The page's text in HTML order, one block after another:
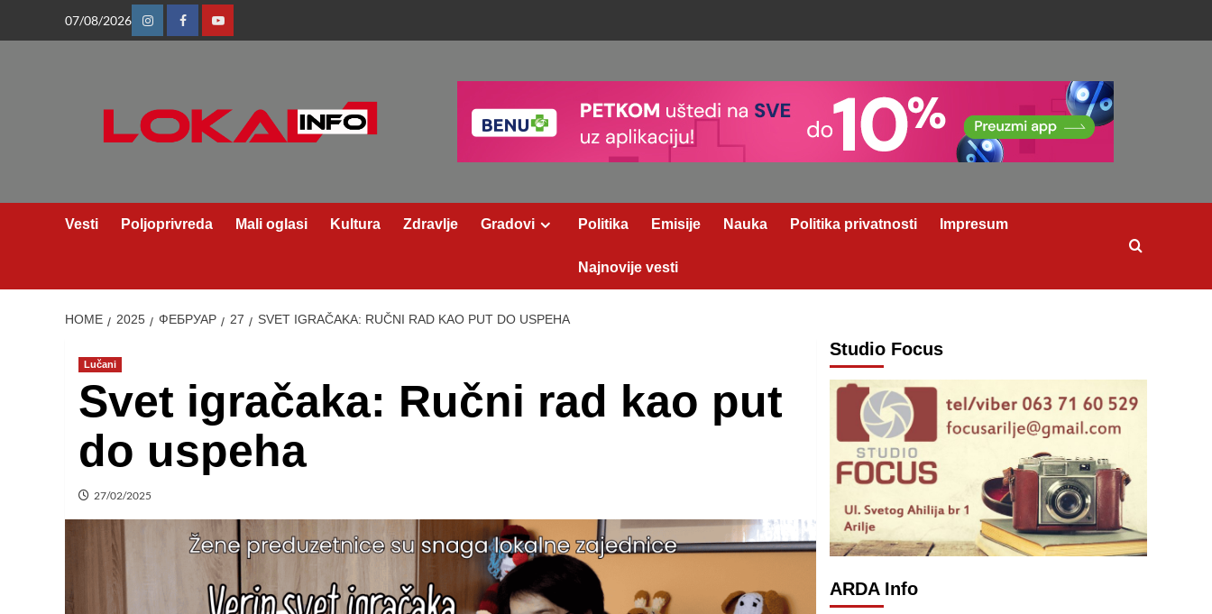
07/08/2026
InstagramFacebookYoutube
Vesti Poljoprivreda Mali oglasi Kultura Zdravlje Gradovi Politika Emisije Nauka Politika privatnosti Impresum
Najnovije vesti
HOME 2025 ФЕБРУАР 27 SVET IGRAČAKA: RUČNI RAD KAO PUT DO USPEHA
Lučani
Svet igračaka: Ručni rad kao put
do uspeha
27/02/2025
Studio Focus
ARDA Info